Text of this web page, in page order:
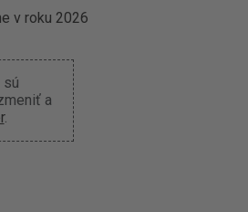
v roku 2026
sú
a
.